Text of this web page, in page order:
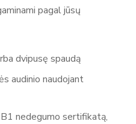
pagal jūsų
dvipusę spaudą
audinio naudojant
nedegumo sertifikatą,